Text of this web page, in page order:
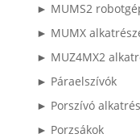
► MUMS2
► MUMX
► MUZ4MX2
► Páraelszívók
► Porszívó
► Porzsákok